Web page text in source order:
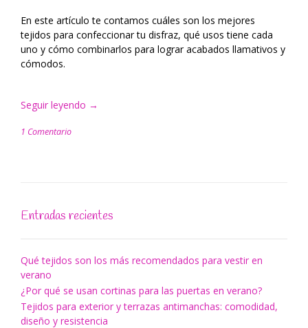
En este artículo te contamos cuáles son los mejores
tejidos para confeccionar tu disfraz, qué usos tiene cada
uno y cómo combinarlos para lograr acabados llamativos y
cómodos.
Seguir leyendo “Ideas
para
disfraz
Halloween”
→
1 Comentario
Entradas recientes
Qué tejidos son los más recomendados para vestir en
verano
¿Por qué se usan cortinas para las puertas en verano?
Tejidos para exterior y terrazas antimanchas: comodidad,
diseño y resistencia